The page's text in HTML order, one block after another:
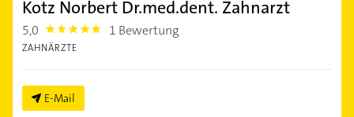
Kotz Norbert Dr.med.dent. Zahnarzt
5,0 5.0 1 Bewertung
ZAHNÄRZTE
E-Mail